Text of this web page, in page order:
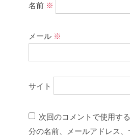
名前 ※
メール ※
サイト
次回のコメントで使用す
分の名前、メールアドレス、